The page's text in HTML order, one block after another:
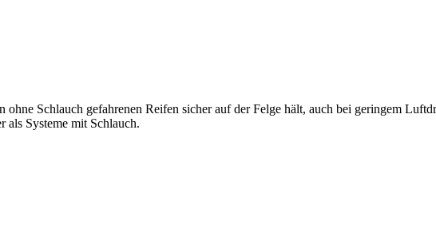
Schlauch gefahrenen Reifen sicher auf der Felge hält, auch bei geringem
als Systeme mit Schlauch.